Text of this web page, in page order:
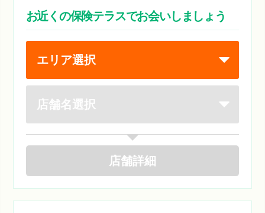
お近くの保険テラスでお会いしましょう
店舗詳細